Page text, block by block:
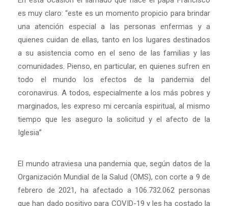
es muy claro: “este es un momento propicio para brindar
una atención especial a las personas enfermas y a
quienes cuidan de ellas, tanto en los lugares destinados
a su asistencia como en el seno de las familias y las
comunidades. Pienso, en particular, en quienes sufren en
todo el mundo los efectos de la pandemia del
coronavirus. A todos, especialmente a los más pobres y
marginados, les expreso mi cercanía espiritual, al mismo
tiempo que les aseguro la solicitud y el afecto de la
Iglesia”
El mundo atraviesa una pandemia que, según datos de la
Organización Mundial de la Salud (OMS), con corte a 9 de
febrero de 2021, ha afectado a 106.732.062 personas
que han dado positivo para COVID-19 y les ha costado la